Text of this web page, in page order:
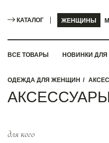
КАТАЛОГ ЖЕНЩИНЫ
ВСЕ ТОВАРЫ НОВИНКИ ДЛЯ
ОДЕЖДА ДЛЯ ЖЕНЩИН
для кого